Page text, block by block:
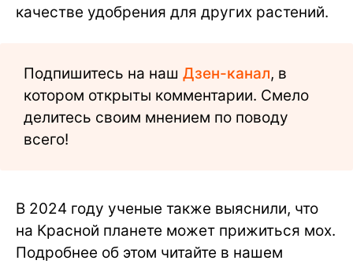
качестве удобрения для других растений.
Подпишитесь на наш Дзен-канал, в
котором открыты комментарии. Смело
делитесь своим мнением по поводу
всего!
В 2024 году ученые также выяснили, что
на Красной планете может прижиться мох.
Подробнее об этом читайте в нашем